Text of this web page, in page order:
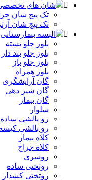
شان های
تک پیچ شان
تک پیچ شان
البسه بیمارستانی
بلوز جلو بسته
بلوز جلو بند دار
بلوز جلو باز
بلوز همراه
گان آرایشگری
گان شیر دهی
گان بیمار
شلوار
رو بالشی ساده
رو بالشی
کلاه بیمار
کلاه جراح
روسری
روتختی ساده
روتختی کشدار